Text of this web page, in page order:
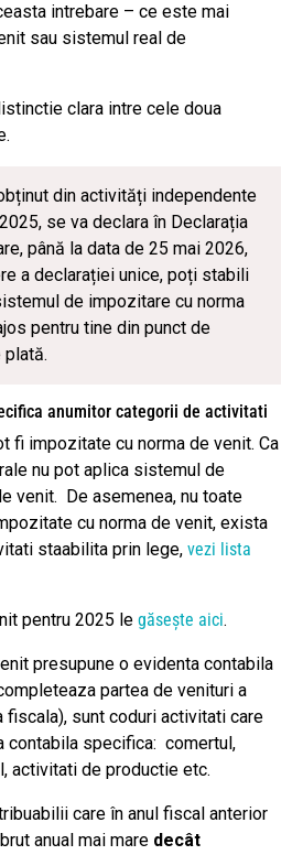
intrebare – ce este mai
sau sistemul real de
clara intre cele doua
din activități independente
se va declara în Declarația
până la data de 25 mai 2026,
a declarației unice, poți stabili
de impozitare cu norma
pentru tine din punct de
anumitor categorii de activitati
fi impozitate cu norma de venit. Ca
nu pot aplica sistemul de
venit. De asemenea, nu toate
cu norma de venit, exista
staabilita prin lege, vezi lista
pentru 2025 le găsește aici.
presupune o evidenta contabila
partea de venituri a
sunt coduri activitati care
contabila specifica: comertul,
activitati de productie etc.
care în anul fiscal anterior
anual mai mare decât